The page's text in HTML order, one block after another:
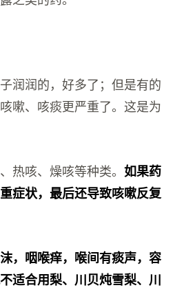
润润的，好多了；但是有的
嗽、咳痰更严重了。这是为
热咳、燥咳等种类。如果药
症状，最后还导致咳嗽反复
，咽喉痒，喉间有痰声，容
适合用梨、川贝炖雪梨、川